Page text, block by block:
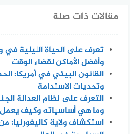
مقالات ذات صلة
تعرف على الحياة الليلية في
وأفضل الأماكن لقضاء الوقت
القانون البيئي في أمريكا:
وتحديات الاستدامة
التعرف على نظام العدالة
وما هي أساسياته وكيف يعمل
استكشاف ولاية كاليفورنيا: